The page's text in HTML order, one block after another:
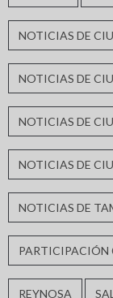
NOTICIAS DE
NOTICIAS DE
NOTICIAS DE
NOTICIAS DE
NOTICIAS DE
PARTICIPACIÓN
REYNOSA